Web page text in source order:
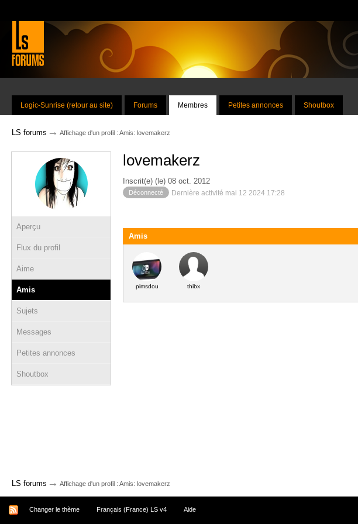
Logic-Sunrise (retour au site) Forums Membres Petites annonces Shoutbox
LS forums → Affichage d'un profil : Amis: lovemakerz
Aperçu
Flux du profil
Aime
Amis
Sujets
Messages
Petites annonces
Shoutbox
lovemakerz
Inscrit(e) (le) 08 oct. 2012
Déconnecté Dernière activité mai 12 2024 17:28
Amis
pimsdou thibx
LS forums → Affichage d'un profil : Amis: lovemakerz
Changer le thème Français (France) LS v4 Aide